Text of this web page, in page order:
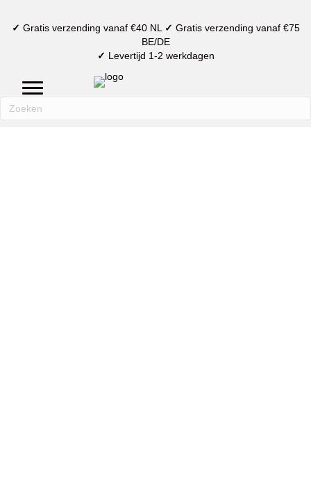
✓ Gratis verzending vanaf €40 NL ✓ Gratis verzending vanaf €75
BE/DE
✓ Levertijd 1-2 werkdagen